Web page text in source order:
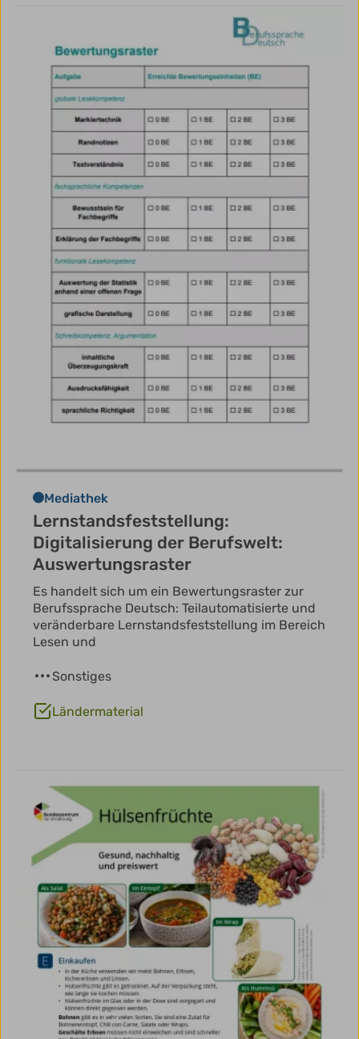
Mediathek
Lernstandsfeststellung:
Digitalisierung der Berufswelt:
Auswertungsraster
Es handelt sich um ein Bewertungsraster zur
Berufssprache Deutsch: Teilautomatisierte und
veränderbare Lernstandsfeststellung im Bereich
Lesen und
Sonstiges
Ländermaterial